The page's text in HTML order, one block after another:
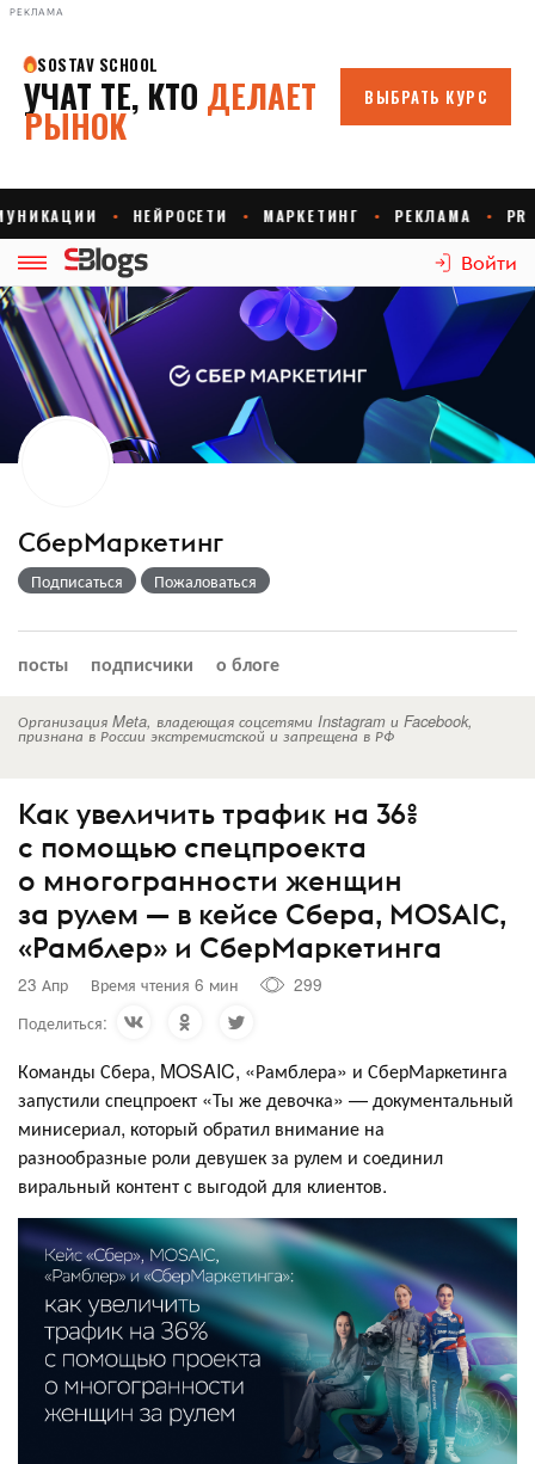
РЕКЛАМА
Войти
СберМаркетинг
Подписаться Пожаловаться
посты подписчики о блоге
Организация Meta, владеющая соцсетями Instagram и Facebook,
признана в России экстремистской и запрещена в РФ
Как увеличить трафик на 36%
с помощью спецпроекта
о многогранности женщин
за рулем — в кейсе Сбера, MOSAIC,
«Рамблер» и СберМаркетинга
23 Апр Время чтения 6 мин
299
Поделиться:
Команды Сбера, MOSAIC, «Рамблера» и СберМаркетинга
запустили спецпроект «Ты же девочка» — документальный
минисериал, который обратил внимание на
разнообразные роли девушек за рулем и соединил
виральный контент с выгодой для клиентов.